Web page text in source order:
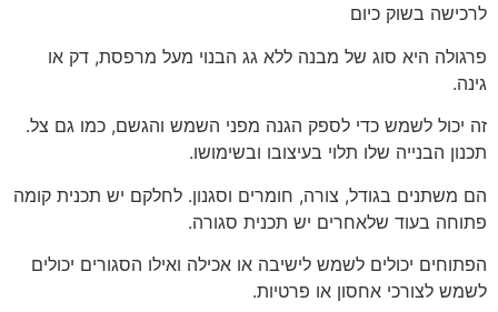
לרכישה בשוק כיום
פרגולה היא סוג של מבנה ללא גג הבנוי מעל מרפסת, דק או
גינה.
זה יכול לשמש כדי לספק הגנה מפני השמש והגשם, כמו גם צל.
תכנון הבנייה שלו תלוי בעיצובו ובשימושו.
הם משתנים בגודל, צורה, חומרים וסגנון. לחלקם יש תכנית קומה
פתוחה בעוד שלאחרים יש תכנית סגורה.
הפתוחים יכולים לשמש לישיבה או אכילה ואילו הסגורים יכולים
לשמש לצורכי אחסון או פרטיות.